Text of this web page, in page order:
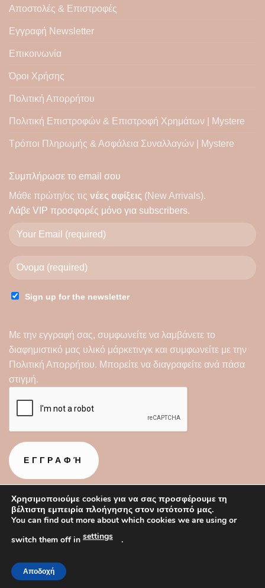
Αποστολές & Επιστροφές
Εγγραφή Newsletter
Επικοινωνία
Όροι Χρήσης
Πολιτική Απορρήτου
Πολιτική Επιστροφών & Επιστροφή Χρημάτων | Mystere
Τρόποι Πληρωμής & Ασφάλεια Συναλλαγών | Mystere
Συμπλήρωσε το email σου
Μάθε πρώτη/ος τις νέες αφίξεις (New Arrivals).
Λάβε VIP προσφορές μόνο για subscribers.
Sign up for the newsletter
Με την εγγραφή σας, συμφωνείτε να λαμβάνετε το
διαφημιστικό μας υλικό μάρκετινγκ και συμφωνείτε με την
Πολιτική Απορρήτου. Μπορείτε να διαγραφείτε ανά πάσα
στιγμή.
Copyright 2026 ©
Χρησιμοποιούμε cookies για να σας προσφέρουμε τη
βέλτιστη εμπειρία πλοήγησης στον ιστότοπό μας.
You can find out more about which cookies we are using or
switch them off in settings .
Αποδοχή